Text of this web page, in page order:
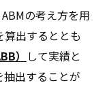
の考え方を用
出するととも
） して実績と
出することが